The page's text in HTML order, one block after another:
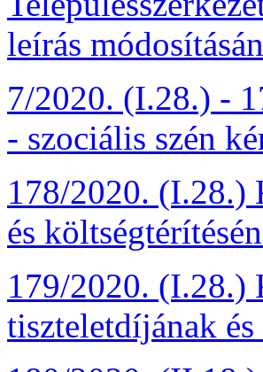
leírás
7/2020. (I.28.) -
- szociális szén
178/2020. (I.28.)
és
179/2020. (I.28.)
tiszteletdíjának